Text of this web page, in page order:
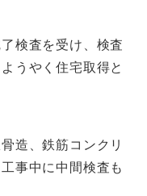
検査を受け、検査
うやく住宅取得と
造、鉄筋コンクリ
事中に中間検査も